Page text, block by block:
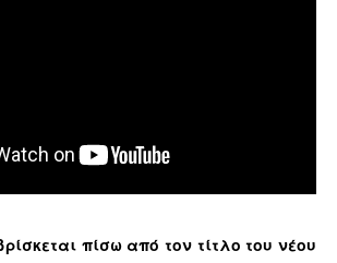
πίσω από τον τίτλο του νέου